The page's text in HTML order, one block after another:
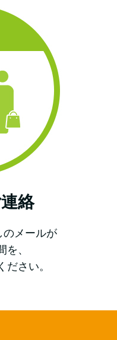
絡
のメールが
を、
ださい。